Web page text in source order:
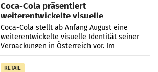
Coca-Cola präsentiert
weiterentwickelte visuelle
Markenidentität
Coca-Cola stellt ab Anfang August eine
weiterentwickelte visuelle Identität seiner
Verpackungen in Österreich vor. Im
Mittelpunkt des Redesigns stehen zentrale
Gestaltungselemente
RETAIL